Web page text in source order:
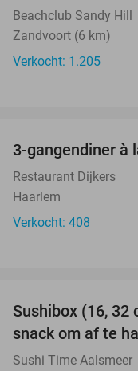
Beachclub Sandy Hill
Zandvoort (6 km)
Verkocht: 1.205
3-gangendiner à
Restaurant Dijkers
Haarlem
Verkocht: 408
TODAY
Sushibox (16, 32
snack om af te
Sushi Time Aalsmeer